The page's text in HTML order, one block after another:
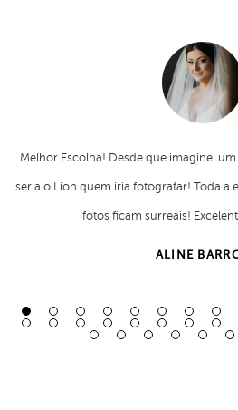
Melhor Escolha! Desde que imaginei
seria o Lion quem iria fotografar! Toda a
fotos ficam surreais!
ALINE